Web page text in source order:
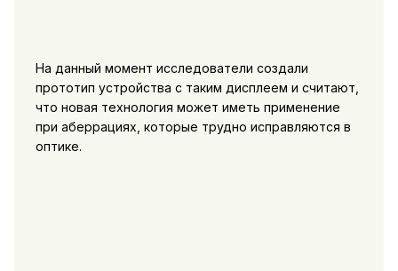
На данный момент исследователи создали
прототип устройства с таким дисплеем и считают,
что новая технология может иметь применение
при аберрациях, которые трудно исправляются в
оптике.